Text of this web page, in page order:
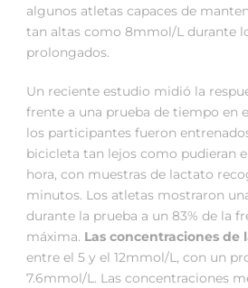
algunos atletas capaces de
tan altas como 8mmol/L durante
prolongados.
Un reciente estudio midió la
frente a una prueba de tiempo en
los participantes fueron
bicicleta tan lejos como pudieran
hora, con muestras de lactato
minutos. Los atletas mostraron
durante la prueba a un 83% de la
máxima. Las concentraciones de
entre el 5 y el 12mmol/L, con un
7.6mmol/L. Las concentraciones